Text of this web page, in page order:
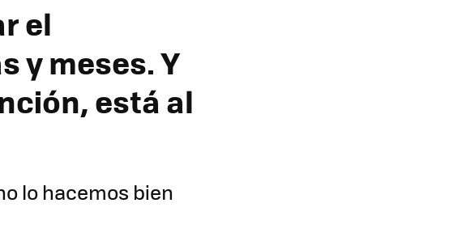
el
y meses. Y
está al
lo hacemos bien